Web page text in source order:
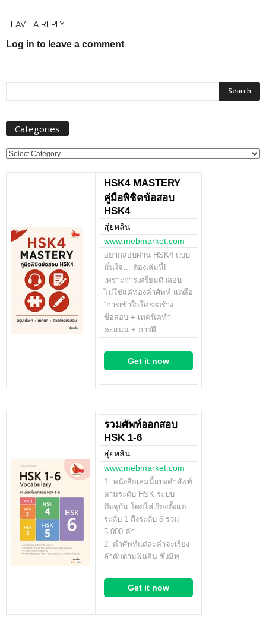
LEAVE A REPLY
Log in to leave a comment
Categories
Categories
HSK4 MASTERY
คู่มือพิชิตข้อสอบ
HSK4
สุ่ยหลิน
www.mebmarket.com
อยากสอบผ่าน HSK4 แบบ
มั่นใจ… ต้องเล่มนี้!
เพราะการเตรียมตัวสอบ
ไม่ใช่แค่ท่องคำศัพท์ แต่คือ
“การเข้าใจโครงสร้าง
ข้อสอบ + เทคนิคทำ
คะแนน + การฝึ…
Get it now
รวมศัพท์ออกสอบ
HSK 1-6
สุ่ยหลิน
www.mebmarket.com
1. หนังสือเล่มนี้แบ่งคำศัพท์
ตามระดับ HSK ระบบ
ปัจจุบัน โดยไล่เรียงตั้งแต่
ระดับ 1 ถึงระดับ 6 รวม
5,000 คำ
2. คำศัพท์แต่ละคำจะเรียง
ลำดับตามพินอิน ซึ่งมีท…
Get it now